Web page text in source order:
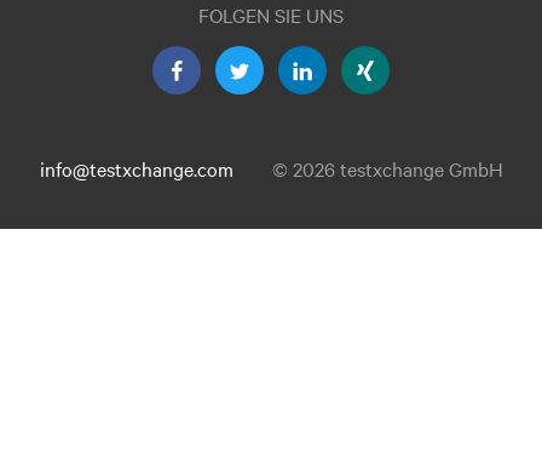
FOLGEN SIE UNS
info@testxchange.com © 2026 testxchange GmbH